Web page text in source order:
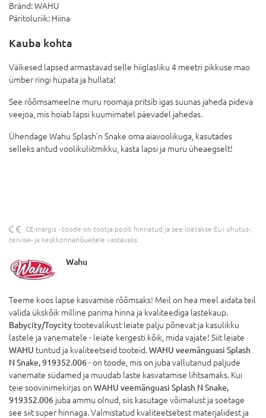
Bränd:WAHU
Päritoluriik: Hiina
Kauba kohta
Väikesed lapsed armastavad selle hiiglasliku 4 meetri pikkuse mao
ümber ringi hüpata ja hullata!
See rõõmsameelne muru roomaja pritsib igas suunas jaheda pideva
veejoa, mis hoiab lapsi kuumimatel päevadel jahedas.
Ühendage Wahu Splash’n Snake oma aiavoolikuga, kasutades
selleks antud voolikuliitmikku, kasta lapsi ja muru üheaegselt!
CE-märgis - toode on tootja poolt hinnatud ja see loetakse EL-i ohutus-,
tervise- ja keskkonnanõuetele vastavaks.
Wahu
Teeme koos lapse kasvamise rõõmsaks! Meil on hea meel aidata teil
valida ükskõik milline parima hinna ja kvaliteediga lastekaup.
Babycity/Toycity tootevalikust leiate palju põnevat ja kasulikku
lastele ja vanematele - leiate kergesti kõik, mida vajate! Siit leiate
WAHU tuntud ja kvaliteetseid tooteid.WAHU veemänguasi Splash
N Snake, 919352.006- on toode, mis on juba vallutanud paljude
vanemate südamed ja muudab laste kasvatamise lihtsamaks. Kui
teie soovinimekirjas on WAHU veemänguasi Splash N Snake,
919352.006 juba ammu olnud, siis kasutage võimalust ja soetage
see siit super hinnaga. Valmistatud kvaliteetsetest materjalidest ja